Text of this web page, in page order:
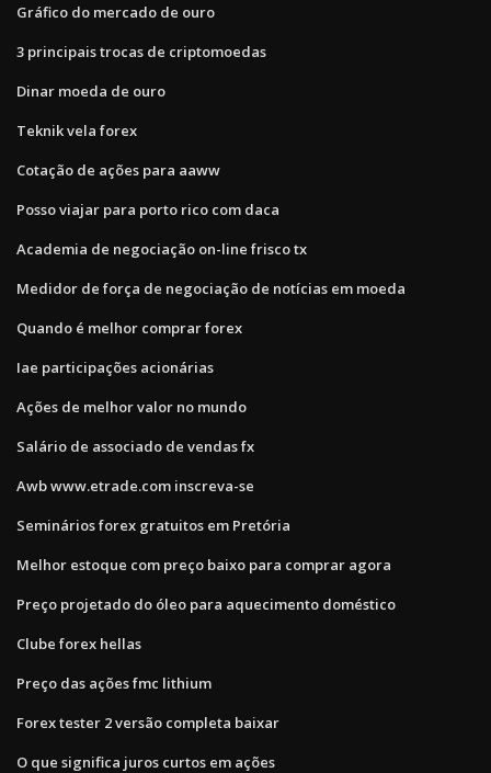
Gráfico do mercado de ouro
3 principais trocas de criptomoedas
Dinar moeda de ouro
Teknik vela forex
Cotação de ações para aaww
Posso viajar para porto rico com daca
Academia de negociação on-line frisco tx
Medidor de força de negociação de notícias em moeda
Quando é melhor comprar forex
Iae participações acionárias
Ações de melhor valor no mundo
Salário de associado de vendas fx
Awb www.etrade.com inscreva-se
Seminários forex gratuitos em Pretória
Melhor estoque com preço baixo para comprar agora
Preço projetado do óleo para aquecimento doméstico
Clube forex hellas
Preço das ações fmc lithium
Forex tester 2 versão completa baixar
O que significa juros curtos em ações